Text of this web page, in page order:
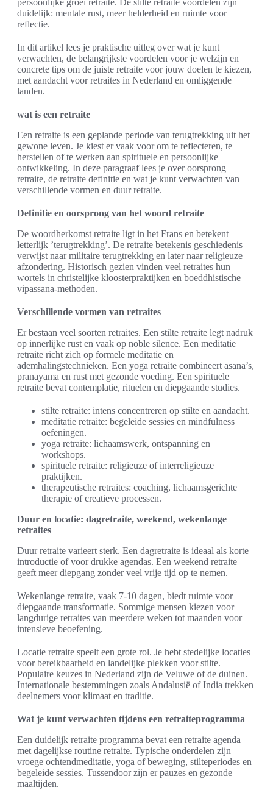
persoonlijke groei retraite. De stilte retraite voordelen zijn
duidelijk: mentale rust, meer helderheid en ruimte voor
reflectie.
In dit artikel lees je praktische uitleg over wat je kunt
verwachten, de belangrijkste voordelen voor je welzijn en
concrete tips om de juiste retraite voor jouw doelen te kiezen,
met aandacht voor retraites in Nederland en omliggende
landen.
wat is een retraite
Een retraite is een geplande periode van terugtrekking uit het
gewone leven. Je kiest er vaak voor om te reflecteren, te
herstellen of te werken aan spirituele en persoonlijke
ontwikkeling. In deze paragraaf lees je over oorsprong
retraite, de retraite definitie en wat je kunt verwachten van
verschillende vormen en duur retraite.
Definitie en oorsprong van het woord retraite
De woordherkomst retraite ligt in het Frans en betekent
letterlijk ’terugtrekking’. De retraite betekenis geschiedenis
verwijst naar militaire terugtrekking en later naar religieuze
afzondering. Historisch gezien vinden veel retraites hun
wortels in christelijke kloosterpraktijken en boeddhistische
vipassana-methoden.
Verschillende vormen van retraites
Er bestaan veel soorten retraites. Een stilte retraite legt nadruk
op innerlijke rust en vaak op noble silence. Een meditatie
retraite richt zich op formele meditatie en
ademhalingstechnieken. Een yoga retraite combineert asana’s,
pranayama en rust met gezonde voeding. Een spirituele
retraite bevat contemplatie, rituelen en diepgaande studies.
stilte retraite: intens concentreren op stilte en aandacht.
meditatie retraite: begeleide sessies en mindfulness
oefeningen.
yoga retraite: lichaamswerk, ontspanning en
workshops.
spirituele retraite: religieuze of interreligieuze
praktijken.
therapeutische retraites: coaching, lichaamsgerichte
therapie of creatieve processen.
Duur en locatie: dagretraite, weekend, wekenlange
retraites
Duur retraite varieert sterk. Een dagretraite is ideaal als korte
introductie of voor drukke agendas. Een weekend retraite
geeft meer diepgang zonder veel vrije tijd op te nemen.
Wekenlange retraite, vaak 7-10 dagen, biedt ruimte voor
diepgaande transformatie. Sommige mensen kiezen voor
langdurige retraites van meerdere weken tot maanden voor
intensieve beoefening.
Locatie retraite speelt een grote rol. Je hebt stedelijke locaties
voor bereikbaarheid en landelijke plekken voor stilte.
Populaire keuzes in Nederland zijn de Veluwe of de duinen.
Internationale bestemmingen zoals Andalusië of India trekken
deelnemers voor klimaat en traditie.
Wat je kunt verwachten tijdens een retraiteprogramma
Een duidelijk retraite programma bevat een retraite agenda
met dagelijkse routine retraite. Typische onderdelen zijn
vroege ochtendmeditatie, yoga of beweging, stilteperiodes en
begeleide sessies. Tussendoor zijn er pauzes en gezonde
maaltijden.